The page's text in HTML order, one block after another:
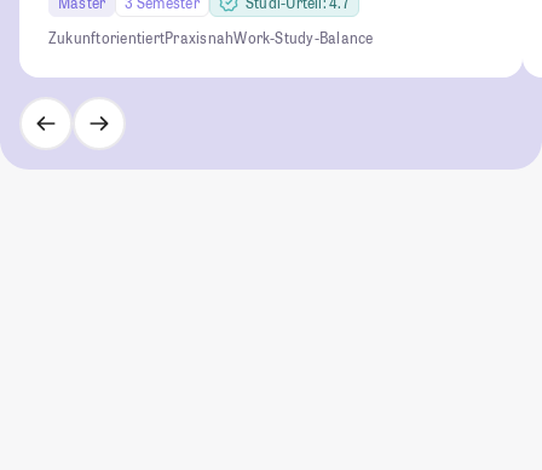
ZukunftorientiertPraxisnahWork-Study-Balance